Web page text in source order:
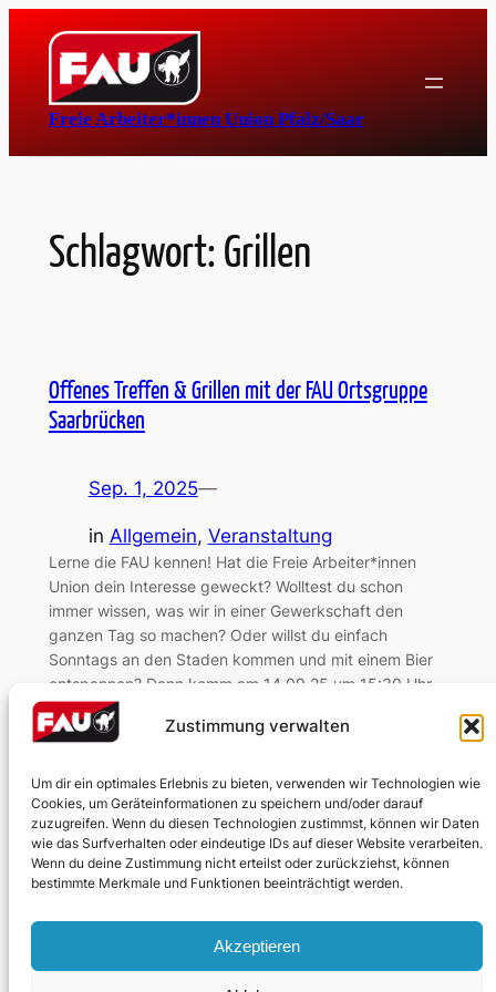
Zustimmung verwalten
Um dir ein optimales Erlebnis zu bieten, verwenden wir Technologien wie
Cookies, um Geräteinformationen zu speichern und/oder darauf
zuzugreifen. Wenn du diesen Technologien zustimmst, können wir Daten
wie das Surfverhalten oder eindeutige IDs auf dieser Website verarbeiten.
Wenn du deine Zustimmung nicht erteilst oder zurückziehst, können
bestimmte Merkmale und Funktionen beeinträchtigt werden.
Akzeptieren
Inhalt
springen
Freie Arbeiter*innen Union Pfalz/Saar
Schlagwort:Grillen
Offenes Treffen & Grillen mit der FAU Ortsgruppe
Saarbrücken
Sep. 1, 2025—
in Allgemein, Veranstaltung
Lerne die FAU kennen! Hat die Freie Arbeiter*innen
Union dein Interesse geweckt? Wolltest du schon
immer wissen, was wir in einer Gewerkschaft den
ganzen Tag so machen? Oder willst du einfach
Sonntags an den Staden kommen und mit einem Bier
entspannen? Dann komm am 14.09.25 um 15:30 Uhr
an den Staden zum gemeinsamen Grillen mit…
Impressum